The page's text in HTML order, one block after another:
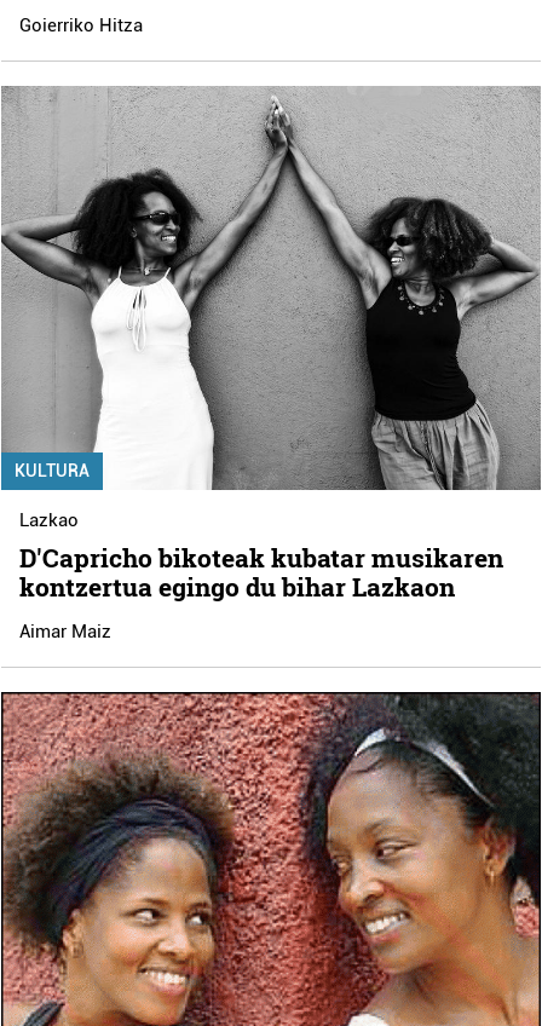
Goierriko Hitza
KULTURA
Lazkao
D'Capricho bikoteak kubatar musikaren
kontzertua egingo du bihar Lazkaon
Aimar Maiz